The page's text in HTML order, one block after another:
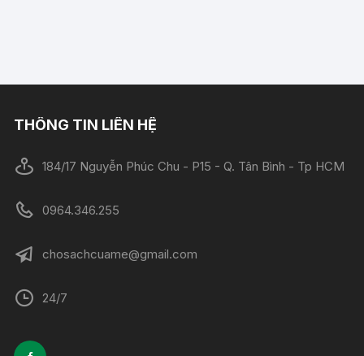
THÔNG TIN LIÊN HỆ
184/17 Nguyễn Phúc Chu - P15 - Q. Tân Bình - Tp HCM
0964.346.255
chosachcuame@gmail.com
24/7